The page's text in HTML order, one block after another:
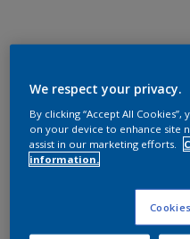
We respect your privacy.
By clicking “Accept All
on your device to enhance site
assist in our marketing efforts.
information.